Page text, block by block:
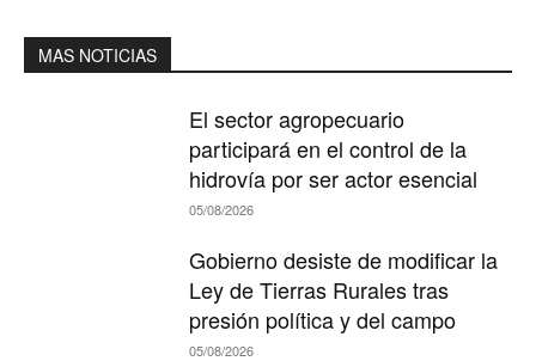
MAS NOTICIAS
El sector agropecuario
participará en el control de la
hidrovía por ser actor esencial
05/08/2026
Gobierno desiste de modificar la
Ley de Tierras Rurales tras
presión política y del campo
05/08/2026